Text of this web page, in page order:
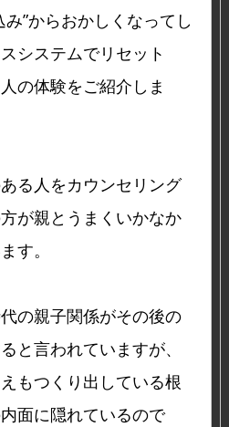
”からおかしくなってし
システムでリセット
の体験をご紹介しま
る人をカウンセリング
が親とうまくいかなか
す。
の親子関係がその後の
と言われていますが、
もつくり出している根
面に隠れているので